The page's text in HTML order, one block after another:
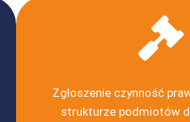
Zgłoszenie czynność
strukturze podmiotów